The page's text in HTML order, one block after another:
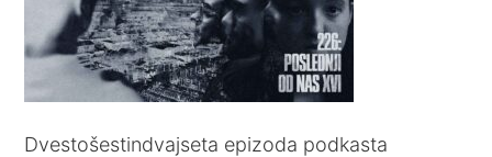
Dvestošestindvajseta epizoda podkasta